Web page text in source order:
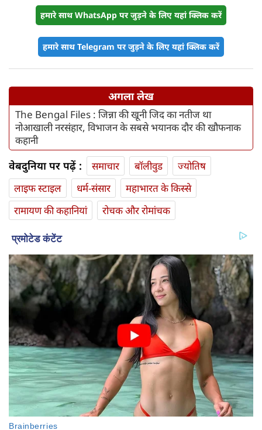
हमारे साथ WhatsApp पर जुड़ने के लिए यहां क्लिक करें
हमारे साथ Telegram पर जुड़ने के लिए यहां क्लिक करें
अगला लेख
The Bengal Files : जिन्ना की खूनी जिद का नतीज था
नोआखाली नरसंहार, विभाजन के सबसे भयानक दौर की खौफनाक
कहानी
वेबदुनिया पर पढ़ें : समाचार बॉलीवुड
ज्योतिष
लाइफ स्‍टाइल
धर्म-संसार
महाभारत के किस्से
रामायण की कहानियां
रोचक और रोमांचक